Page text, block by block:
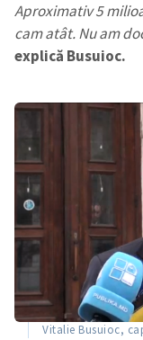
Aproximativ 5
cam atât. Nu am
explică Busuioc.
Vitalie Busuioc,